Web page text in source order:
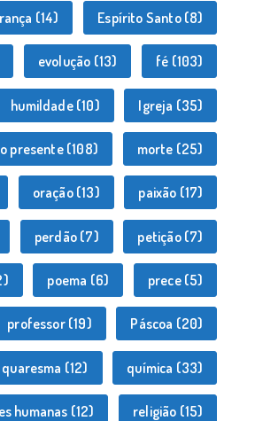
(14) Espírito Santo(8)
evolução (13) fé (103)
humildade(10) Igreja (35)
presente(108) morte (25)
oração(13) paixão (17)
perdão(7) petição(7)
poema (6) prece(5)
professor(19) Páscoa (20)
quaresma (12) química (33)
humanas (12) religião (15)